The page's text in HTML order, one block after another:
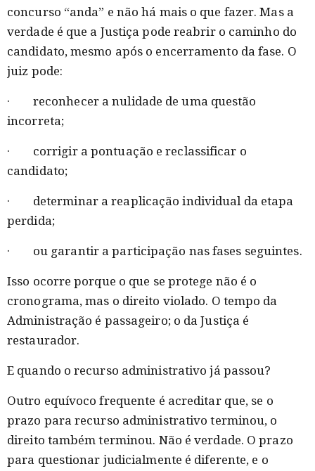
concurso “anda” e não há mais o que fazer. Mas a
verdade é que a Justiça pode reabrir o caminho do
candidato, mesmo após o encerramento da fase. O
juiz pode:
· reconhecer a nulidade de uma questão
incorreta;
· corrigir a pontuação e reclassificar o
candidato;
· determinar a reaplicação individual da etapa
perdida;
· ou garantir a participação nas fases seguintes.
Isso ocorre porque o que se protege não é o
cronograma, mas o direito violado. O tempo da
Administração é passageiro; o da Justiça é
restaurador.
E quando o recurso administrativo já passou?
Outro equívoco frequente é acreditar que, se o
prazo para recurso administrativo terminou, o
direito também terminou. Não é verdade. O prazo
para questionar judicialmente é diferente, e o